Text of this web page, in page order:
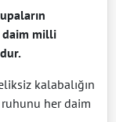
daim milli
kalabalığın
her daim